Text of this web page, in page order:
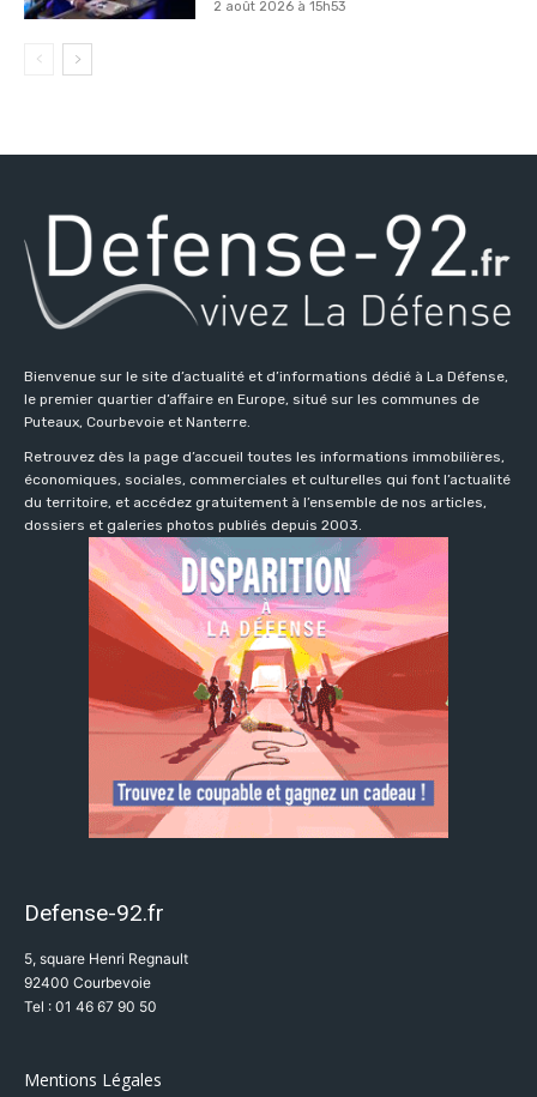
2 août 2026 à 15h53
Bienvenue sur le site d’actualité et d’informations dédié à La Défense,
le premier quartier d’affaire en Europe, situé sur les communes de
Puteaux, Courbevoie et Nanterre.
Retrouvez dès la page d’accueil toutes les informations immobilières,
économiques, sociales, commerciales et culturelles qui font l’actualité
du territoire, et accédez gratuitement à l’ensemble de nos articles,
dossiers et galeries photos publiés depuis 2003.
Defense-92.fr
5, square Henri Regnault
92400 Courbevoie
Tel : 01 46 67 90 50
Mentions Légales